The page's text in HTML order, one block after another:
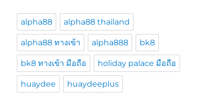
alpha88 alpha88 thailand
alpha88 ทางเข้า alpha888 bk8
bk8 ทางเข้า มือถือ holiday palace มือถือ
huaydee huaydeeplus